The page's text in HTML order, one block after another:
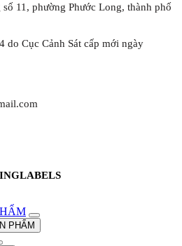
số 11, phường Phước Long, thành phố
do Cục Cảnh Sát cấp mới ngày
PHẨM